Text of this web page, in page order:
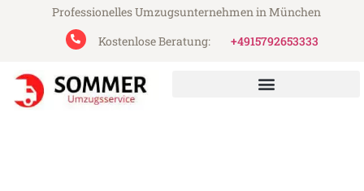
Professionelles Umzugsunternehmen in München
Kostenlose Beratung:
+4915792653333